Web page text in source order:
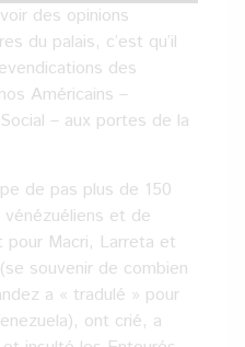
des opinions
du palais, c’est qu’il
des
Américains –
– aux portes de la
de pas plus de 150
et de
Macri, Larreta et
souvenir de combien
a « tradulé » pour
ont crié, a